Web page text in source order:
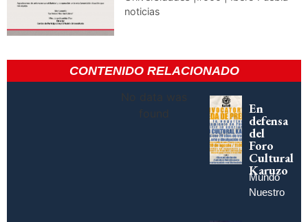
noticias
CONTENIDO RELACIONADO
No data was
found
En
defensa
del
Foro
Cultural
Karuzo
Mundo
Nuestro